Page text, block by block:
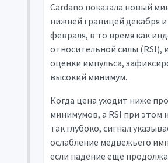
Cardano показала новый
нижней границей декабря
февраля, в то время как
относительной силы (RSI),
оценки импульса,
высокий минимум.
Когда цена уходит ниже
минимумов, а RSI при этом
так глубоко, сигнал
ослабление медвежьего
если падение еще